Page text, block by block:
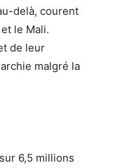
delà, courent
le Mali.
de leur
malgré la
6,5 millions